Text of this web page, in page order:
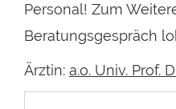
Personal! Zum
Beratungsgespräch
Ärztin: a.o. Univ. Prof.